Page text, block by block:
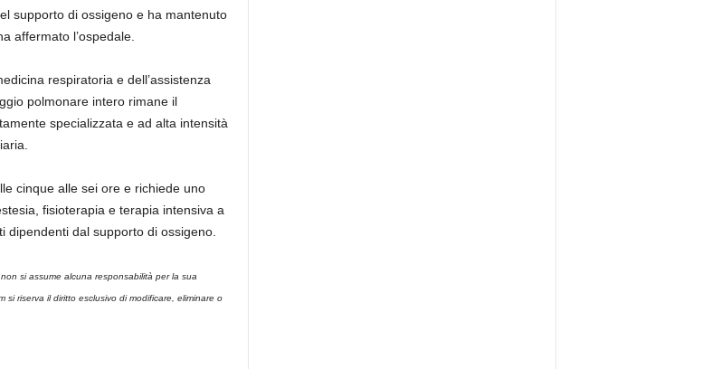
supporto di ossigeno e ha mantenuto
affermato l’ospedale.
respiratoria e dell’assistenza
polmonare intero rimane il
specializzata e ad alta intensità
cinque alle sei ore e richiede uno
fisioterapia e terapia intensiva a
dipendenti dal supporto di ossigeno.
si assume alcuna responsabilità per la sua
riserva il diritto esclusivo di modificare, eliminare o